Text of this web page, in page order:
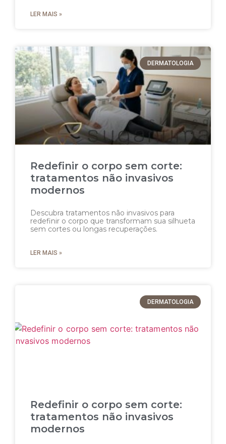
LER MAIS »
DERMATOLOGIA
Redefinir o corpo sem corte:
tratamentos não invasivos
modernos
Descubra tratamentos não invasivos para
redefinir o corpo que transformam sua silhueta
sem cortes ou longas recuperações.
LER MAIS »
DERMATOLOGIA
Redefinir o corpo sem corte:
tratamentos não invasivos
modernos